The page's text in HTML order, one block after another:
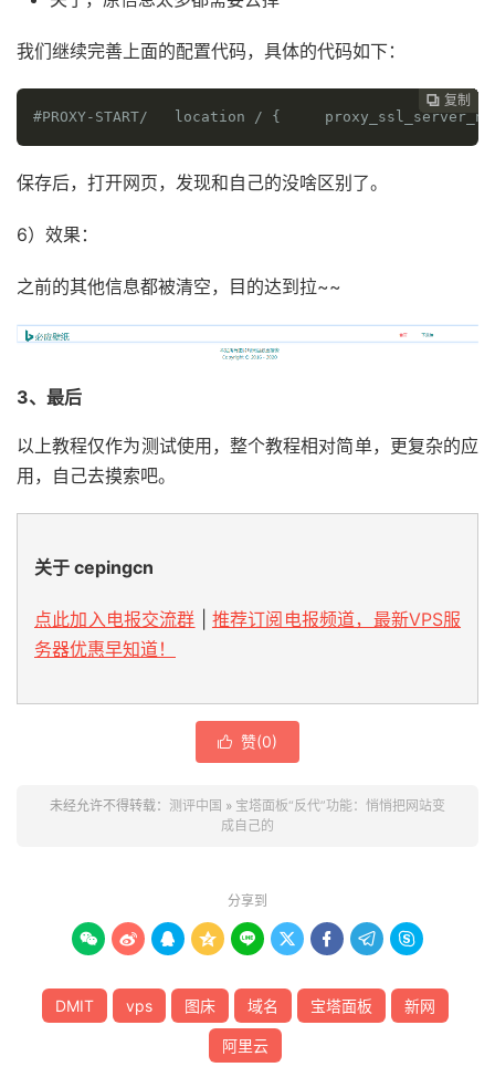
我们继续完善上面的配置代码，具体的代码如下：
 复制
 复制
 复制
 复制
 复制
 复制
 复制
 复制
 复制
#PROXY-START/
  location
/ {
保存后，打开网页，发现和自己的没啥区别了。
6）效果：
之前的其他信息都被清空，目的达到拉~~
3、最后
以上教程仅作为测试使用，整个教程相对简单，更复杂的应
用，自己去摸索吧。
关于 cepingcn
点此加入电报交流群
推荐订阅电报频道，最新VPS服
务器优惠早知道！
 赞(0)
未经允许不得转载： 测评中国 » 宝塔面板“反代”功能：悄悄把网站变
成自己的
分享到
        
DMIT vps 图床 域名 宝塔面板 新网
阿里云